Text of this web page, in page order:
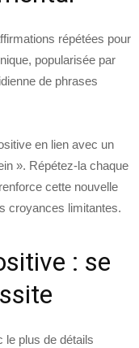
répétées pour
popularisée par
de phrases
en lien avec un
». Répétez-la chaque
cette nouvelle
croyances limitantes.
: se
le plus de détails